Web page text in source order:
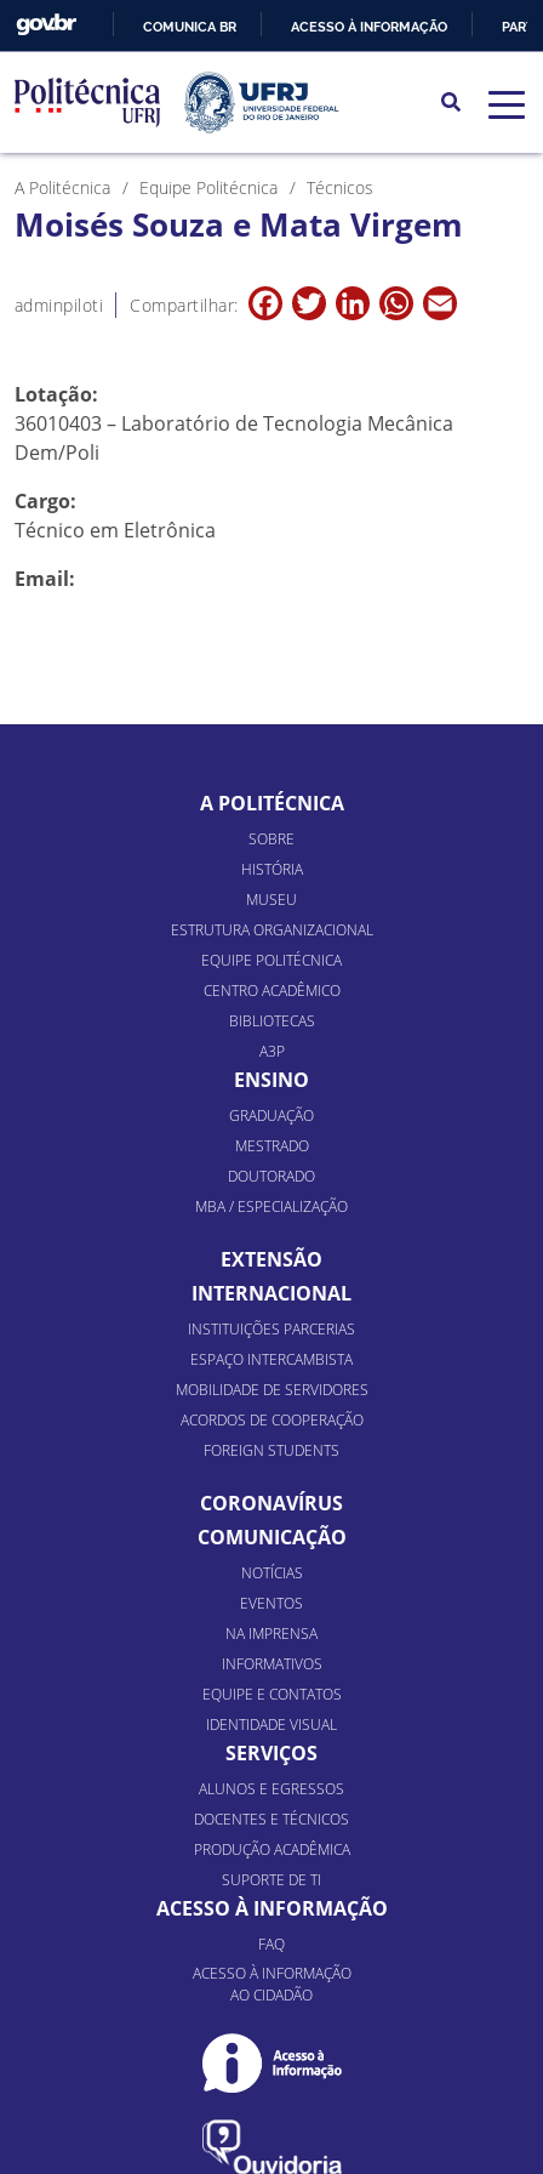
PARA
O
CONTEÚDO
COMUNICA BR ACESSO À INFORMAÇÃO
A Politécnica Equipe Politécnica Técnicos
Moisés Souza e Mata Virgem
adminpiloti Compartilhar: Facebook
TwitterLinkedInWhatsApp
Email
Lotação:
36010403 – Laboratório de Tecnologia Mecânica
Dem/Poli
Cargo:
Técnico em Eletrônica
Email:
A POLITÉCNICA
SOBRE
HISTÓRIA
MUSEU
ESTRUTURA ORGANIZACIONAL
EQUIPE POLITÉCNICA
CENTRO ACADÊMICO
BIBLIOTECAS
A3P
ENSINO
GRADUAÇÃO
MESTRADO
DOUTORADO
MBA / ESPECIALIZAÇÃO
EXTENSÃO
INTERNACIONAL
INSTITUIÇÕES PARCERIAS
ESPAÇO INTERCAMBISTA
MOBILIDADE DE SERVIDORES
ACORDOS DE COOPERAÇÃO
FOREIGN STUDENTS
CORONAVÍRUS
COMUNICAÇÃO
NOTÍCIAS
EVENTOS
NA IMPRENSA
INFORMATIVOS
EQUIPE E CONTATOS
IDENTIDADE VISUAL
SERVIÇOS
ALUNOS E EGRESSOS
DOCENTES E TÉCNICOS
PRODUÇÃO ACADÊMICA
SUPORTE DE TI
ACESSO À INFORMAÇÃO
FAQ
ACESSO À INFORMAÇÃO
AO CIDADÃO